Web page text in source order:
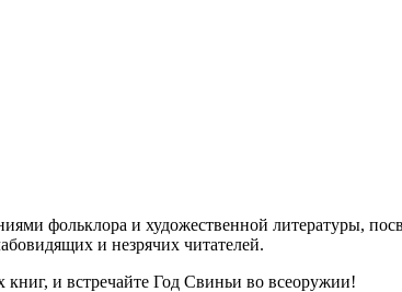
фольклора и художественной литературы,
и незрячих читателей.
и встречайте Год Свиньи во всеоружии!